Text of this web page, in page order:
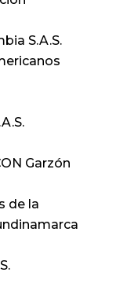
S.A.S.
Garzón
de la